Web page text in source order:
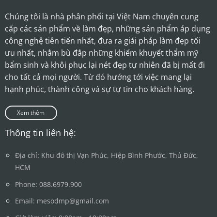
Chúng tôi là nhà phân phối tại Việt Nam chuyên cung
cấp các sản phẩm về làm đẹp, những sản phẩm áp dụng
công nghệ tiên tiến nhất, đưa ra giải pháp làm đẹp tối
ưu nhất, nhằm bù đắp những khiếm khuyết thẩm mỹ
bẩm sinh và khôi phục lại nét đẹp tự nhiên đã bị mất đi
cho tất cả mọi người. Từ đó hướng tới việc mang lại
hạnh phúc, thành công và sự tự tin cho khách hàng.
Xem thêm
Thông tin liên hệ:
Địa chỉ: Khu đô thị Vạn Phúc, Hiệp Bình Phước, Thủ Đức,
HCM
Phone: 088.6979.900
Email: mesodmp@gmail.com